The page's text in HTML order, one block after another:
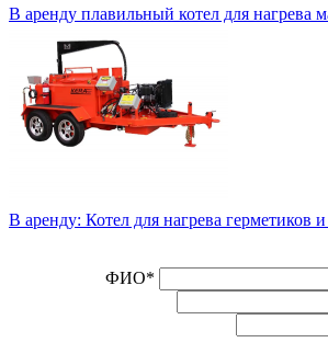
В аренду плавильный котел для нагрева
В аренду: Котел для нагрева герметиков
ФИО*